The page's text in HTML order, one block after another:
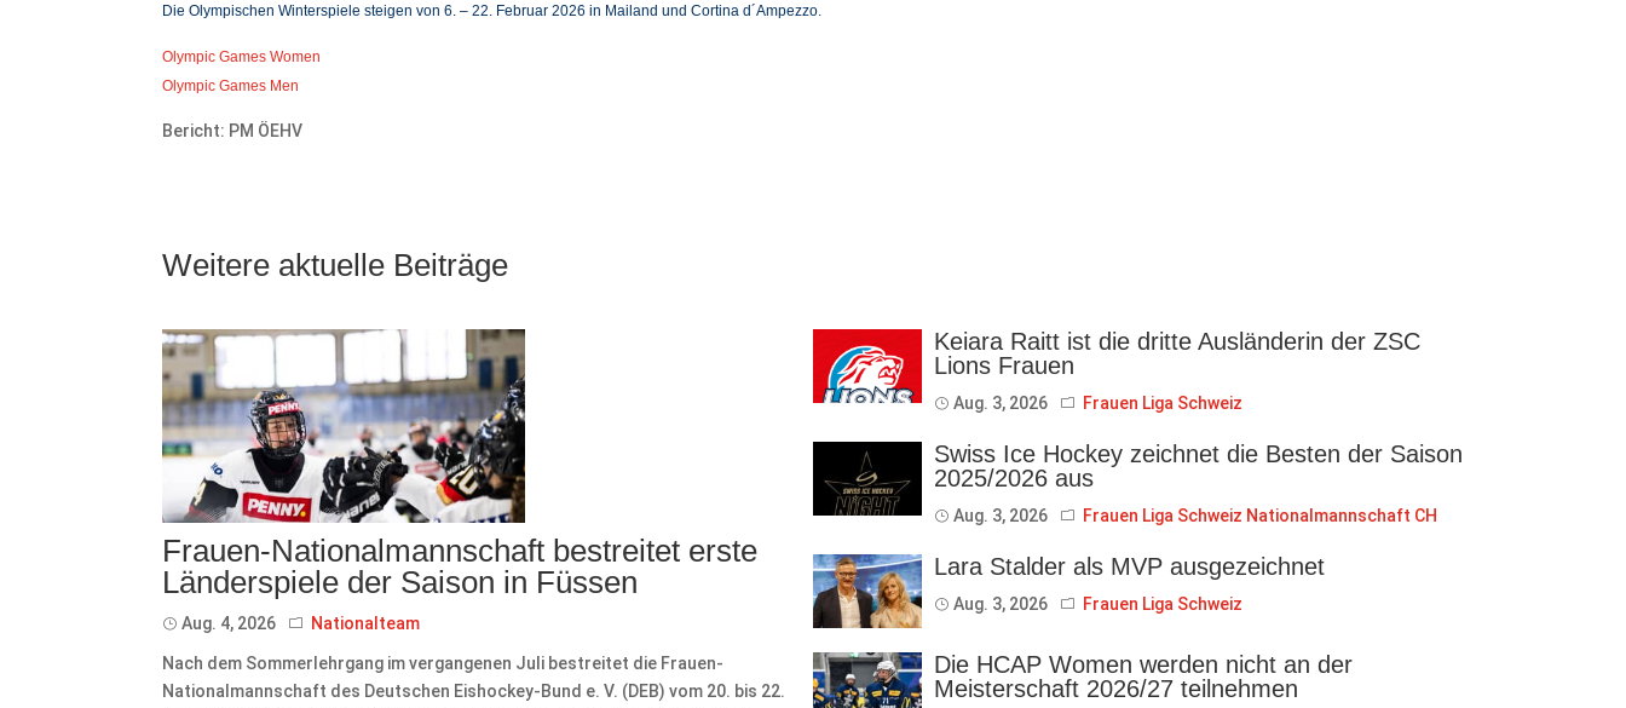
Die Olympischen Winterspiele steigen von 6. – 22. Februar 2026 in Mailand und Cortina d´Ampezzo.
Olympic Games Women
Olympic Games Men
Bericht: PM ÖEHV
Weitere aktuelle Beiträge
Frauen-Nationalmannschaft bestreitet erste
Länderspiele der Saison in Füssen
Aug. 4, 2026 Nationalteam
Nach dem Sommerlehrgang im vergangenen Juli bestreitet die Frauen-
Nationalmannschaft des Deutschen Eishockey-Bund e. V. (DEB) vom 20. bis 22.
Keiara Raitt ist die dritte Ausländerin der ZSC
Lions Frauen
Aug. 3, 2026 Frauen Liga Schweiz
Swiss Ice Hockey zeichnet die Besten der Saison
2025/2026 aus
Aug. 3, 2026 Frauen Liga Schweiz Nationalmannschaft CH
Lara Stalder als MVP ausgezeichnet
Aug. 3, 2026 Frauen Liga Schweiz
Die HCAP Women werden nicht an der
Meisterschaft 2026/27 teilnehmen